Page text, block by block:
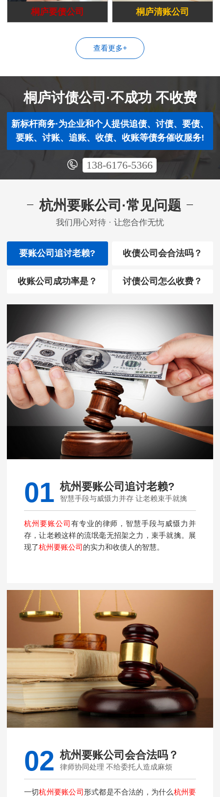
桐庐要债公司 桐庐清账公司
查看更多+
桐庐讨债公司·不成功 不收费
新标杆商务·为企业和个人提供追债、讨债、要债、
要账、讨账、追账、收债、收账等债务催收服务!
138-6176-5366
杭州要账公司·常见问题
我们用心对待 · 让您合作无忧
要账公司追讨老赖? 收债公司会合法吗？
收账公司成功率是？ 讨债公司怎么收费？
01 杭州要账公司追讨老赖?
智慧手段与威慑力并存 让老赖束手就擒
杭州要账公司有专业的律师，智慧手段与威慑力并
存，让老赖这样的流氓毫无招架之力，束手就擒。展
现了杭州要账公司的实力和收债人的智慧。
02 杭州要账公司会合法吗？
律师协同处理 不给委托人造成麻烦
一切杭州要账公司形式都是不合法的，为什么杭州要